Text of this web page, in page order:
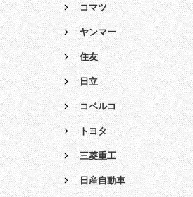
コマツ
ヤンマー
住友
日立
コベルコ
トヨタ
三菱重工
日産自動車